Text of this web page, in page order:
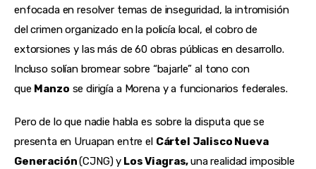
enfocada en resolver temas de inseguridad, la intromisión
del crimen organizado en la policía local, el cobro de
extorsiones y las más de 60 obras públicas en desarrollo.
Incluso solían bromear sobre “bajarle” al tono con
que Manzo se dirigía a Morena y a funcionarios federales.
Pero de lo que nadie habla es sobre la disputa que se
presenta en Uruapan entre el Cártel Jalisco Nueva
Generación(CJNG) y Los Viagras,una realidad imposible